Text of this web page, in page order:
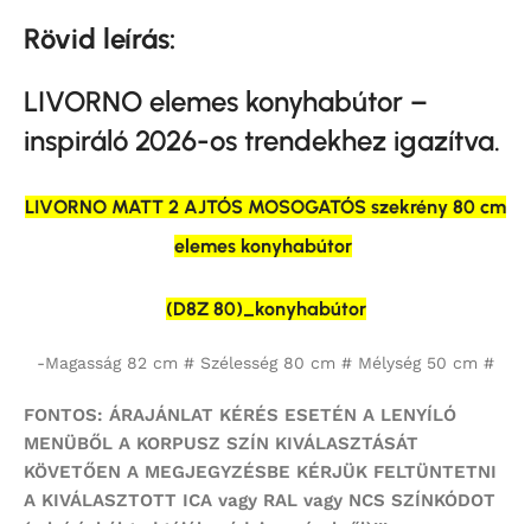
Rövid leírás:
LIVORNO elemes konyhabútor –
inspiráló 2026-os trendekhez igazítva.
LIVORNO MATT 2 AJTÓS MOSOGATÓS szekrény 80 cm
elemes konyhabútor
(D8Z 80)_konyhabútor
-Magasság 82 cm # Szélesség 80 cm # Mélység 50 cm #
FONTOS: ÁRAJÁNLAT KÉRÉS ESETÉN A LENYÍLÓ
MENÜBŐL A KORPUSZ SZÍN KIVÁLASZTÁSÁT
KÖVETŐEN A MEGJEGYZÉSBE KÉRJÜK FELTÜNTETNI
A KIVÁLASZTOTT ICA vagy RAL vagy NCS SZÍNKÓDOT